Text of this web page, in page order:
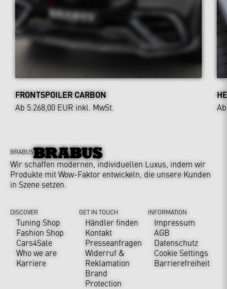
FRONTSPOILER CARBON
Ab 5.268,00 EUR inkl. MwSt.
BRABUS
Wir schaffen modernen, individuellen Luxus, indem wir
Produkte mit Wow-Faktor entwickeln, die unsere Kunden
in Szene setzen.
DISCOVER
Tuning Shop
Fashion Shop
Cars4Sale
Who we are
Karriere
GET IN TOUCH
Händler finden
Kontakt
Presseanfragen
Widerruf &
Reklamation
Brand
Protection
INFORMATION
Impressum
AGB
Datenschutz
Cookie Settings
Barrierefreiheit